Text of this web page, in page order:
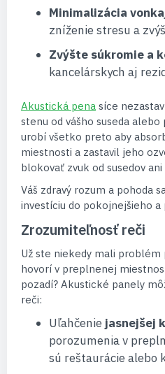
Minimalizácia
zníženie stresu a
Zvýšte súkromie a
kancelárskych aj
Akustická pena síce
stenu od vášho suseda
urobí všetko preto aby
miestnosti a zastavil jeho
blokovať zvuk od susedov ani
Váš zdravý rozum a pohoda
investíciu do pokojnejšieho
Zrozumiteľnosť reči
Už ste niekedy mali
hovorí v preplnenej
pozadí? Akustické panely
reči:
Uľahčenie jasnejšej
porozumenia v
sú reštaurácie alebo